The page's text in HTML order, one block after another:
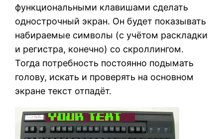
функциональными клавишами сделать
однострочный экран. Он будет показывать
набираемые символы (с учётом раскладки
и регистра, конечно) со скроллингом.
Тогда потребность постоянно подымать
голову, искать и проверять на основном
экране текст отпадёт.